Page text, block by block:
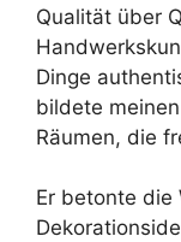
Qualität über
Dinge
bildete
Räumen, die
Er betonte die